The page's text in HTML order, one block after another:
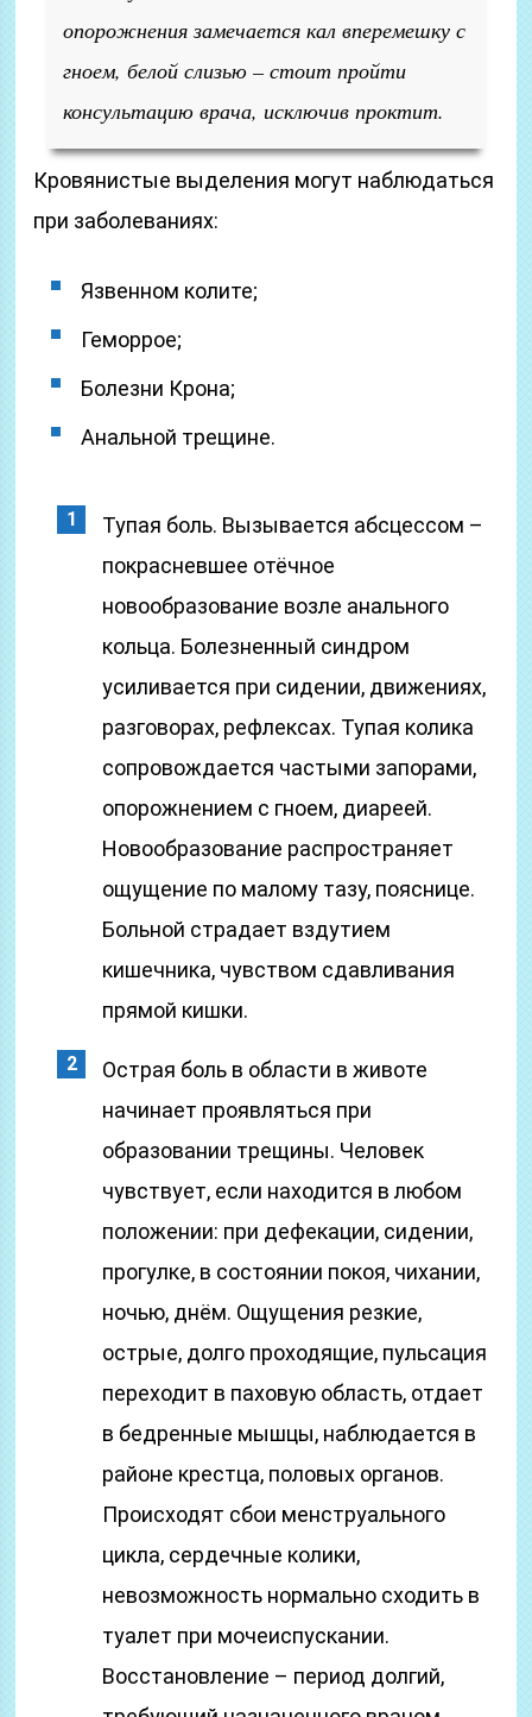
опорожнения замечается кал вперемешку с
гноем, белой слизью – стоит пройти
консультацию врача, исключив проктит.
Кровянистые выделения могут наблюдаться
при заболеваниях:
Язвенном колите;
Геморрое;
Болезни Крона;
Анальной трещине.
Тупая боль. Вызывается абсцессом –
покрасневшее отёчное
новообразование возле анального
кольца. Болезненный синдром
усиливается при сидении, движениях,
разговорах, рефлексах. Тупая колика
сопровождается частыми запорами,
опорожнением с гноем, диареей.
Новообразование распространяет
ощущение по малому тазу, пояснице.
Больной страдает вздутием
кишечника, чувством сдавливания
прямой кишки.
Острая боль в области в животе
начинает проявляться при
образовании трещины. Человек
чувствует, если находится в любом
положении: при дефекации, сидении,
прогулке, в состоянии покоя, чихании,
ночью, днём. Ощущения резкие,
острые, долго проходящие, пульсация
переходит в паховую область, отдает
в бедренные мышцы, наблюдается в
районе крестца, половых органов.
Происходят сбои менструального
цикла, сердечные колики,
невозможность нормально сходить в
туалет при мочеиспускании.
Восстановление – период долгий,